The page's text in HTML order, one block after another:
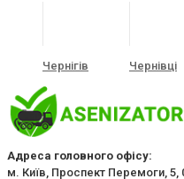
Чернігів Чернівці
Адреса головного офісу:
м. Київ, Проспект Перемоги, 5,